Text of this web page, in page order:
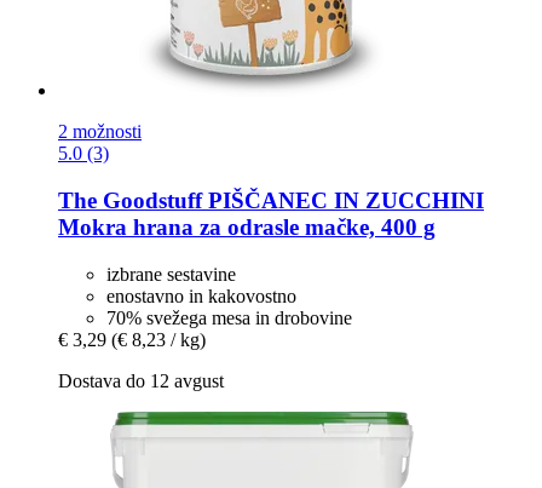
2 možnosti
5.0 (3)
The GoodstuffPIŠČANEC IN ZUCCHINI
Mokra hrana za odrasle mačke, 400 g
izbrane sestavine
enostavno in kakovostno
70% svežega mesa in drobovine
€ 3,29 (€ 8,23 / kg)
Dostava do 12 avgust